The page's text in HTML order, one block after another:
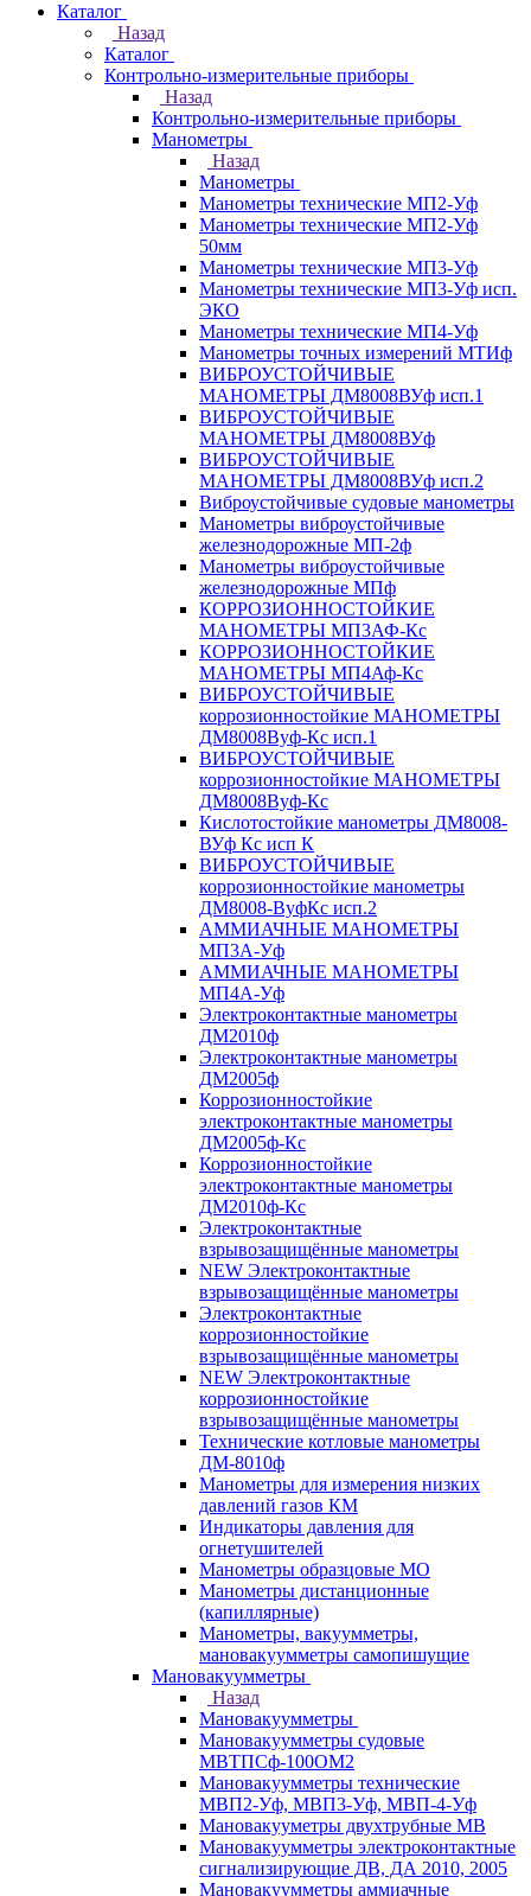
Каталог
Назад
Каталог
Контрольно-измерительные приборы
Назад
Контрольно-измерительные приборы
Манометры
Назад
Манометры
Манометры технические МП2-Уф
Манометры технические МП2-Уф
50мм
Манометры технические МП3-Уф
Манометры технические МП3-Уф исп.
ЭКО
Манометры технические МП4-Уф
Манометры точных измерений МТИф
ВИБРОУСТОЙЧИВЫЕ
МАНОМЕТРЫ ДМ8008ВУф исп.1
ВИБРОУСТОЙЧИВЫЕ
МАНОМЕТРЫ ДМ8008ВУф
ВИБРОУСТОЙЧИВЫЕ
МАНОМЕТРЫ ДМ8008ВУф исп.2
Виброустойчивые судовые манометры
Манометры виброустойчивые
железнодорожные МП-2ф
Манометры виброустойчивые
железнодорожные МПф
КОРРОЗИОННОСТОЙКИЕ
МАНОМЕТРЫ МП3АФ-Кс
КОРРОЗИОННОСТОЙКИЕ
МАНОМЕТРЫ МП4Аф-Кс
ВИБРОУСТОЙЧИВЫЕ
коррозионностойкие МАНОМЕТРЫ
ДМ8008Вуф-Кс исп.1
ВИБРОУСТОЙЧИВЫЕ
коррозионностойкие МАНОМЕТРЫ
ДМ8008Вуф-Кс
Кислотостойкие манометры ДМ8008-
ВУф Кс исп К
ВИБРОУСТОЙЧИВЫЕ
коррозионностойкие манометры
ДМ8008-ВуфКс исп.2
АММИАЧНЫЕ МАНОМЕТРЫ
МП3А-Уф
АММИАЧНЫЕ МАНОМЕТРЫ
МП4А-Уф
Электроконтактные манометры
ДМ2010ф
Электроконтактные манометры
ДМ2005ф
Коррозионностойкие
электроконтактные манометры
ДМ2005ф-Кс
Коррозионностойкие
электроконтактные манометры
ДМ2010ф-Кс
Электроконтактные
взрывозащищённые манометры
NEW Электроконтактные
взрывозащищённые манометры
Электроконтактные
коррозионностойкие
взрывозащищённые манометры
NEW Электроконтактные
коррозионностойкие
взрывозащищённые манометры
Технические котловые манометры
ДМ-8010ф
Манометры для измерения низких
давлений газов КМ
Индикаторы давления для
огнетушителей
Манометры образцовые МО
Манометры дистанционные
(капиллярные)
Манометры, вакуумметры,
мановакуумметры самопишущие
Мановакуумметры
Назад
Мановакуумметры
Мановакуумметры судовые
МВТПСф-100ОМ2
Мановакуумметры технические
МВП2-Уф, МВП3-Уф, МВП-4-Уф
Мановакууметры двухтрубные МВ
Мановакуумметры электроконтактные
сигнализирующие ДВ, ДА 2010, 2005
Мановакуумметры аммиачные